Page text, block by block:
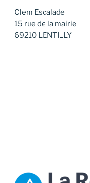
Clem Escalade
15 rue de la mairie
69210 LENTILLY